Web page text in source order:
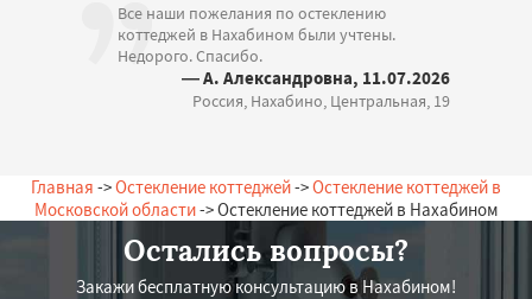
Все наши пожелания по остеклению
коттеджей в Нахабином были учтены.
Недорого. Спасибо.
— А. Александровна, 11.07.2026
Россия, Нахабино, Центральная, 19
Главная ->Остекление коттеджей->Остекление коттеджей в
Московской области-> Остекление коттеджей в Нахабином
Остались вопросы?
Закажи бесплатную консультацию в Нахабином!